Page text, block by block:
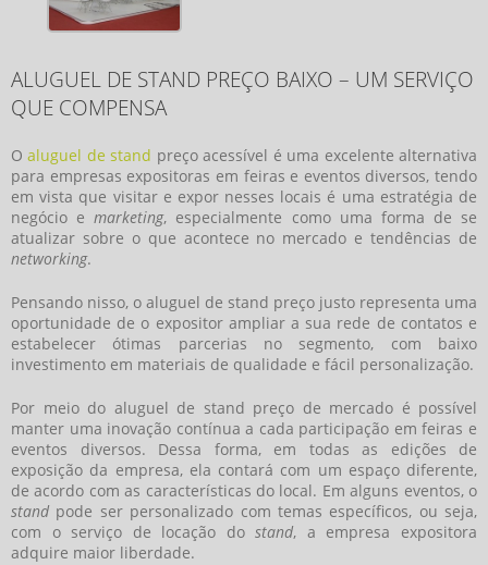
ALUGUEL DE STAND PREÇO BAIXO – UM SERVIÇO
QUE COMPENSA
Oaluguel de stand preçoacessível é uma excelente alternativa
para empresas expositoras em feiras e eventos diversos, tendo
em vista que visitar e expor nesses locais é uma estratégia de
negócio emarketing, especialmente como uma forma de se
atualizar sobre o que acontece no mercado e tendências de
networking.
Pensando nisso, o aluguel de stand preço justo representa uma
oportunidade de o expositor ampliar a sua rede de contatos e
estabelecer ótimas parcerias no segmento, com baixo
investimento em materiais de qualidade e fácil personalização.
Por meio do aluguel de stand preço de mercado é possível
manter uma inovação contínua a cada participação em feiras e
eventos diversos. Dessa forma, em todas as edições de
exposição da empresa, ela contará com um espaço diferente,
de acordo com as características do local. Em alguns eventos, o
standpode ser personalizado com temas específicos, ou seja,
com o serviço de locação dostand, a empresa expositora
adquire maior liberdade.